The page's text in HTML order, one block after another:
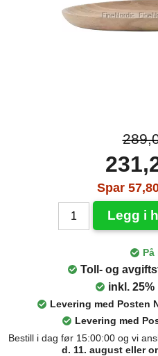
Spar
Legg i
På
Toll- og
inkl. 25%
Levering med Posten
Levering med
Bestill i dag før 15:00:00 og vi
d. 11. august eller